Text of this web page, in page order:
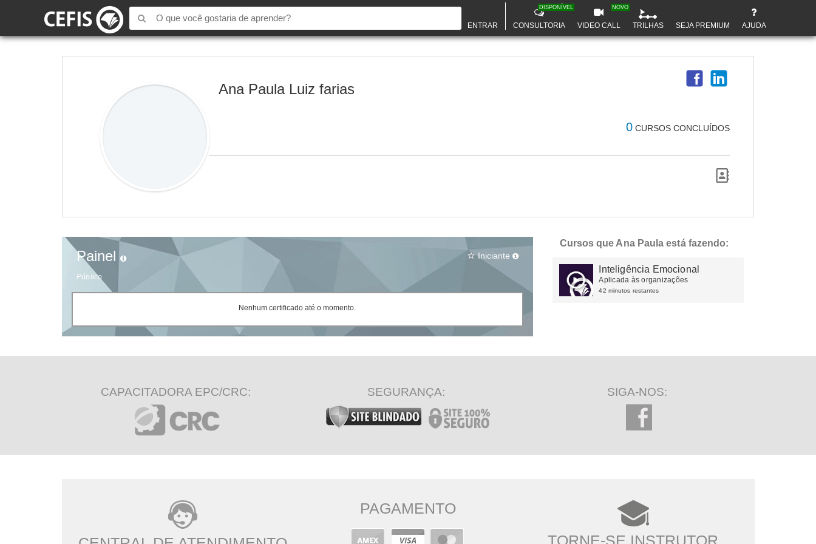
ENTRAR CONSULTORIA
DISPONÍVEL
VIDEO CALL
NOVO
TRILHAS SEJA PREMIUM AJUDA
Ana Paula Luiz farias
0 CURSOS CONCLUÍDOS
Painel
Público
star_border Iniciante
Nenhum certificado até o momento.
Cursos que Ana Paula está fazendo:
Inteligência Emocional
Aplicada às organizações
42 minutos restantes
CAPACITADORA EPC/CRC: SEGURANÇA: SIGA-NOS:
PAGAMENTO
TORNE-SE INSTRUTOR